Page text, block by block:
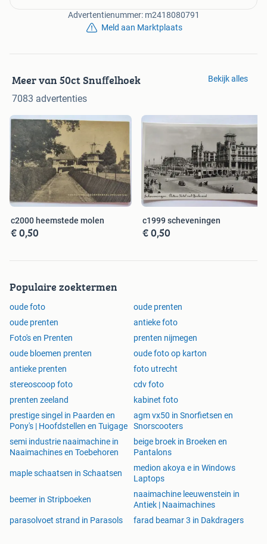
Advertentienummer: m2418080791
Meld aan Marktplaats
Meer van 50ct Snuffelhoek
7083 advertenties
Bekijk alles
c2000 heemstede molen
€ 0,50
c1999 scheveningen
€ 0,50
Populaire zoektermen
oude foto
oude prenten
oude prenten
antieke foto
Foto's en Prenten
prenten nijmegen
oude bloemen prenten
oude foto op karton
antieke prenten
foto utrecht
stereoscoop foto
cdv foto
prenten zeeland
kabinet foto
prestige singel in Paarden en
Pony's | Hoofdstellen en Tuigage
agm vx50 in Snorfietsen en
Snorscooters
semi industrie naaimachine in
Naaimachines en Toebehoren
beige broek in Broeken en
Pantalons
maple schaatsen in Schaatsen
medion akoya e in Windows
Laptops
beemer in Stripboeken
naaimachine leeuwenstein in
Antiek | Naaimachines
parasolvoet strand in Parasols
farad beamar 3 in Dakdragers